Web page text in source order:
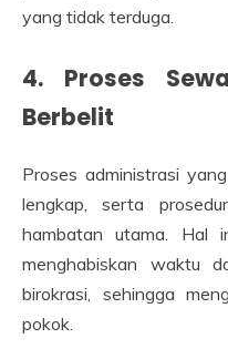
yang tidak terduga.
4. Proses
Berbelit
Proses administrasi
lengkap, serta
hambatan utama. Hal
menghabiskan waktu
birokrasi, sehingga
pokok.